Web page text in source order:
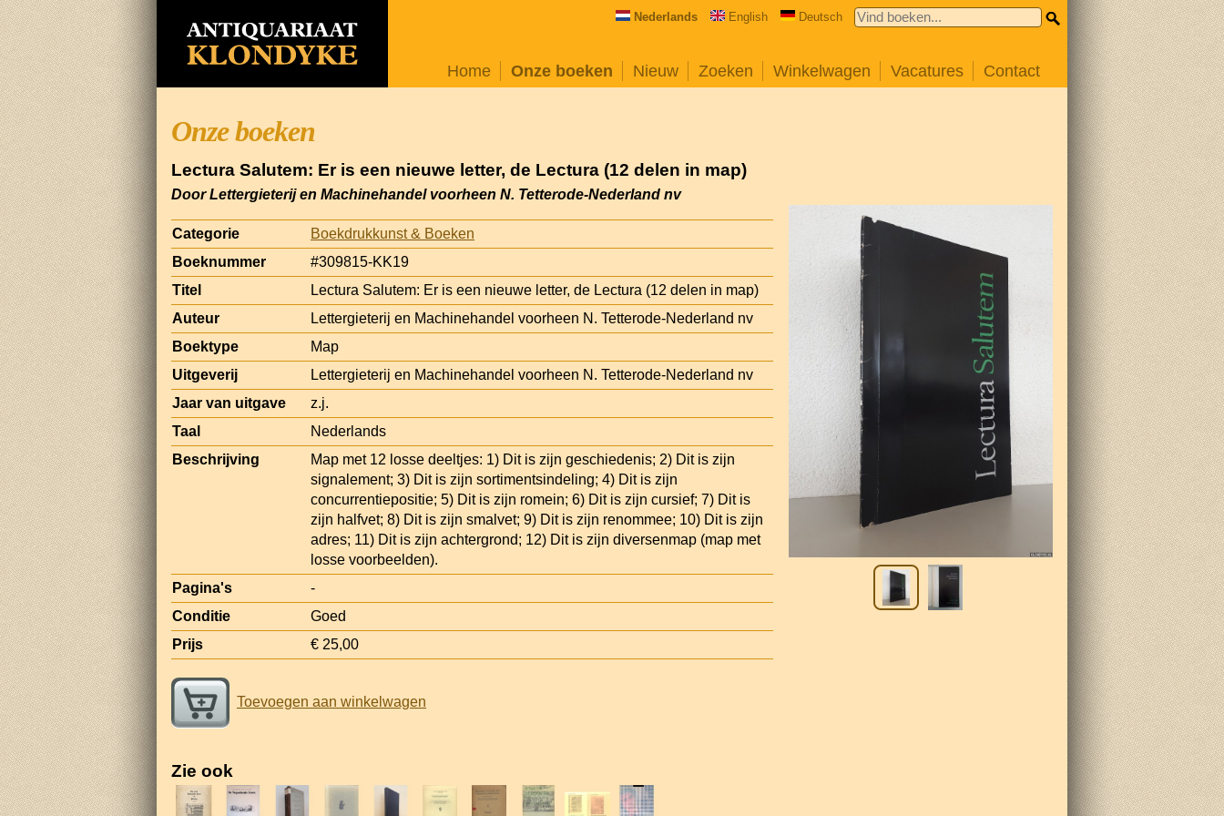
Nederlands English Deutsch
Home Onze boeken Nieuw Zoeken Winkelwagen Vacatures Contact
Onze boeken
Lectura Salutem: Er is een nieuwe letter, de Lectura (12 delen in map)
Door Lettergieterij en Machinehandel voorheen N. Tetterode-Nederland nv
Categorie
Boekdrukkunst & Boeken
Boeknummer
#309815-KK19
Titel
Lectura Salutem: Er is een nieuwe letter, de Lectura (12 delen in map)
Auteur
Lettergieterij en Machinehandel voorheen N. Tetterode-Nederland nv
Boektype
Map
Uitgeverij
Lettergieterij en Machinehandel voorheen N. Tetterode-Nederland nv
Jaar van uitgave
z.j.
Taal
Nederlands
Beschrijving
Map met 12 losse deeltjes: 1) Dit is zijn geschiedenis; 2) Dit is zijn
signalement; 3) Dit is zijn sortimentsindeling; 4) Dit is zijn
concurrentiepositie; 5) Dit is zijn romein; 6) Dit is zijn cursief; 7) Dit is
zijn halfvet; 8) Dit is zijn smalvet; 9) Dit is zijn renommee; 10) Dit is zijn
adres; 11) Dit is zijn achtergrond; 12) Dit is zijn diversenmap (map met
losse voorbeelden).
Pagina's
-
Conditie
Goed
Prijs
€ 25,00
Toevoegen aan winkelwagen
Zie ook